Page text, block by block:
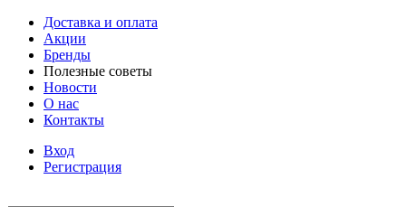
Доставка и оплата
Акции
Бренды
Полезные советы
Новости
О нас
Контакты
Вход
Регистрация